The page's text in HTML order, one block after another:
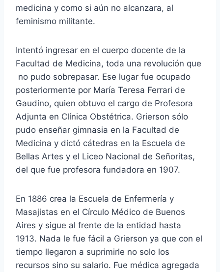
medicina y como si aún no alcanzara, al
feminismo militante.
Intentó ingresar en el cuerpo docente de la
Facultad de Medicina, toda una revolución que
no pudo sobrepasar. Ese lugar fue ocupado
posteriormente por María Teresa Ferrari de
Gaudino, quien obtuvo el cargo de Profesora
Adjunta en Clínica Obstétrica. Grierson sólo
pudo enseñar gimnasia en la Facultad de
Medicina y dictó cátedras en la Escuela de
Bellas Artes y el Liceo Nacional de Señoritas,
del que fue profesora fundadora en 1907.
En 1886 crea la Escuela de Enfermería y
Masajistas en el Círculo Médico de Buenos
Aires y sigue al frente de la entidad hasta
1913. Nada le fue fácil a Grierson ya que con el
tiempo llegaron a suprimirle no solo los
recursos sino su salario. Fue médica agregada